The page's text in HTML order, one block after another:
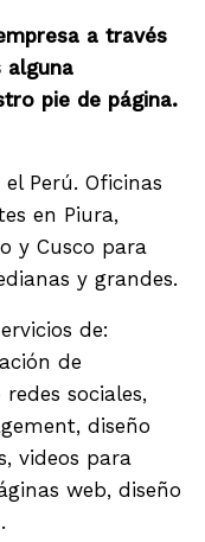
a través
alguna
pie de página.
Perú. Oficinas
en Piura,
y Cusco para
y grandes.
de:
de
sociales,
diseño
videos para
web, diseño